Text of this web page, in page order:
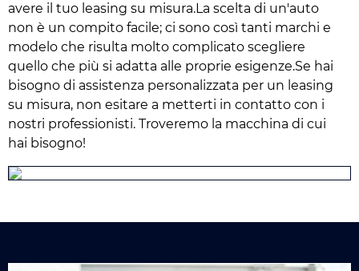
avere il tuo leasing su misura.La scelta di un'auto
non è un compito facile; ci sono così tanti marchi e
modelo che risulta molto complicato scegliere
quello che più si adatta alle proprie esigenze.Se hai
bisogno di assistenza personalizzata per un leasing
su misura, non esitare a metterti in contatto con i
nostri professionisti. Troveremo la macchina di cui
hai bisogno!